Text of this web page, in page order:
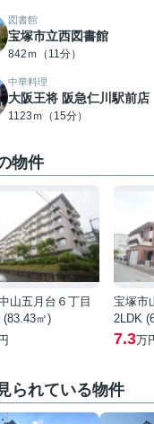
図書館
宝塚市立西図書館
842ｍ（11分）
中華料理
大阪王将 阪急仁川駅前店
1123ｍ（15分）
物件
山五月台６丁目
(83.43㎡)
宝塚市
2LDK
7.3万
られている物件